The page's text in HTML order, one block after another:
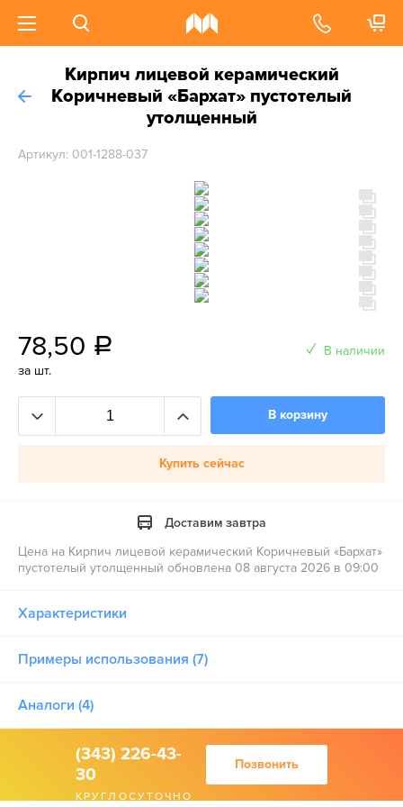
Кирпич лицевой керамический
Коричневый «Бархат» пустотелый
утолщенный
Артикул: 001-1288-037
78,50 a
за шт.
В наличии
В корзину
Купить сейчас
Доставим завтра
Цена на Кирпич лицевой керамический Коричневый «Бархат»
пустотелый утолщенный обновлена 08 августа 2026 в 09:00
Характеристики
Примеры использования (7)
Аналоги (4)
(343) 226-43-
30
КРУГЛОСУТОЧНО
Позвонить